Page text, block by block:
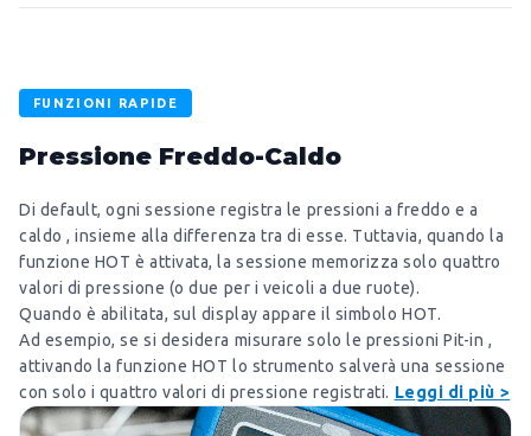
FUNZIONI RAPIDE
Pressione Freddo-Caldo
Di default, ogni sessione registra le pressioni a freddo e a
caldo , insieme alla differenza tra di esse. Tuttavia, quando la
funzione HOT è attivata, la sessione memorizza solo quattro
valori di pressione (o due per i veicoli a due ruote).
Quando è abilitata, sul display appare il simbolo HOT.
Ad esempio, se si desidera misurare solo le pressioni Pit-in ,
attivando la funzione HOT lo strumento salverà una sessione
con solo i quattro valori di pressione registrati. Leggi di più >